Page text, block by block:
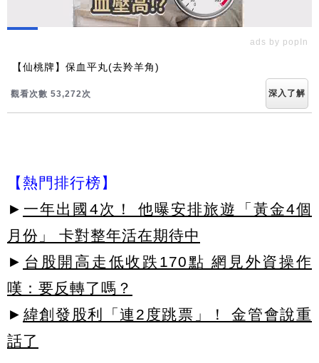
ads by popIn
【仙桃牌】保血平丸(去羚羊角)
觀看次數 53,274次 深入了解
【熱門排行榜】
► 一年出國4次！ 他曝安排旅遊「黃金4個
月份」 卡對整年活在期待中
► 台股開高走低收跌170點 網見外資操作
嘆：要反轉了嗎？
► 緯創發股利「連2度跳票」！ 金管會說重
話了